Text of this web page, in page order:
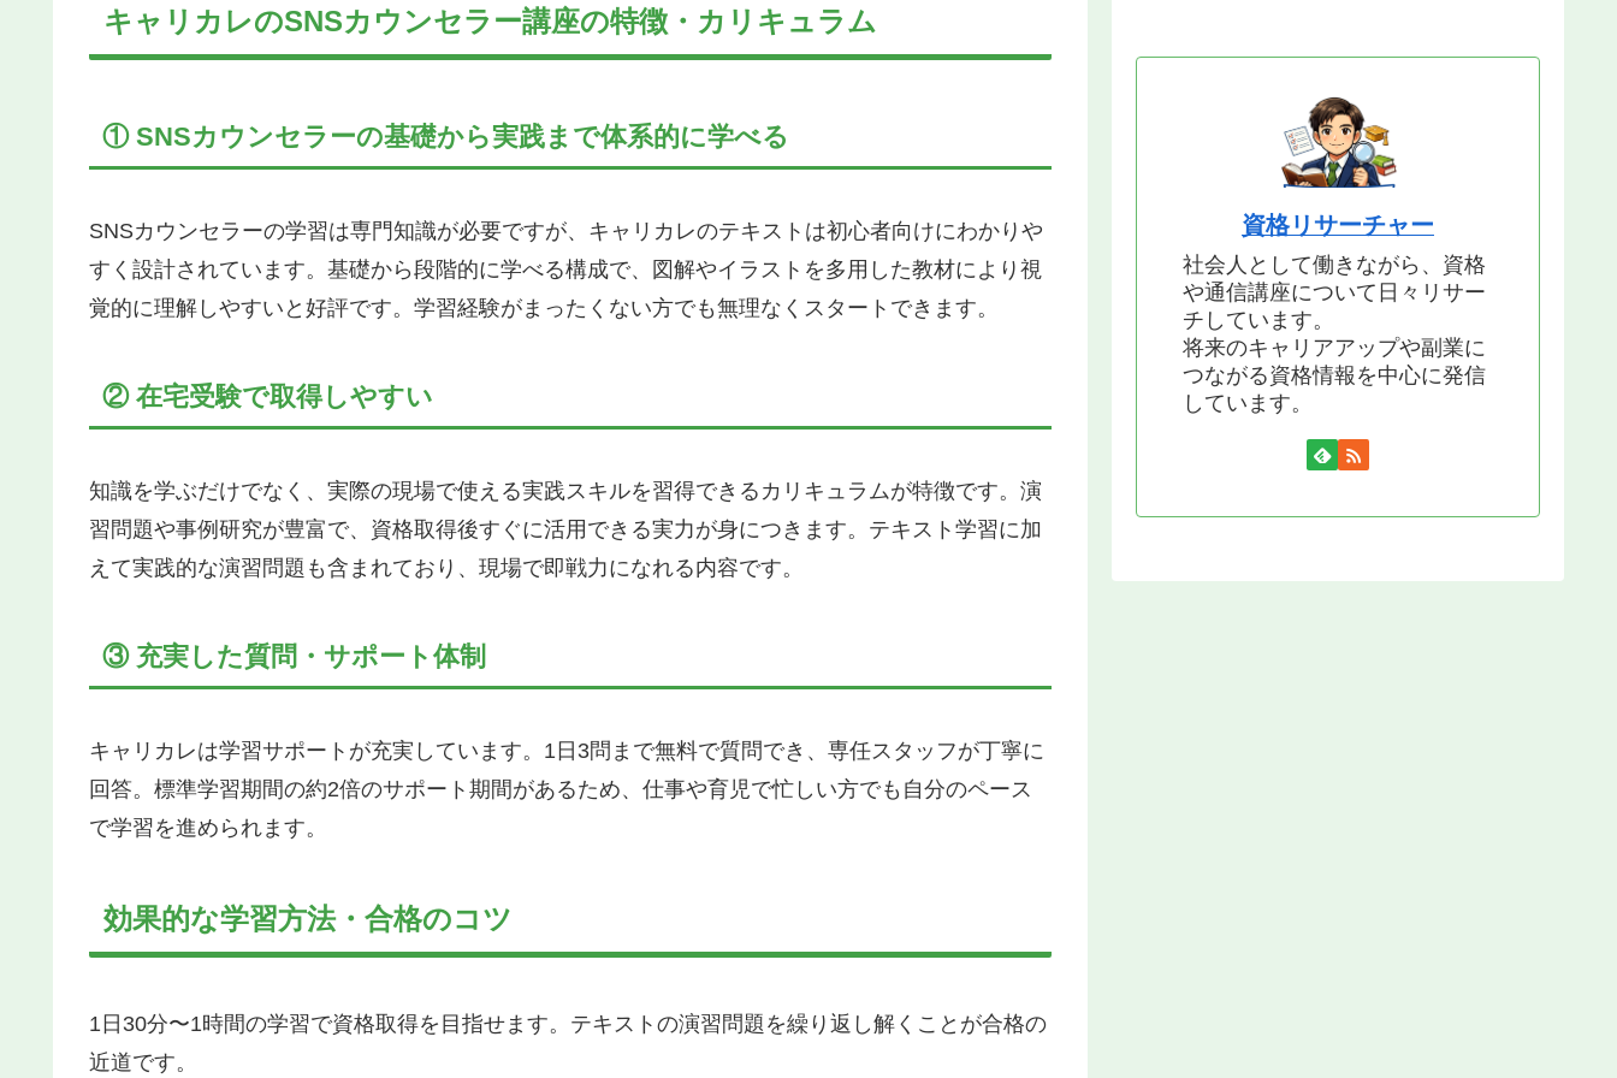
キャリカレのSNSカウンセラー講座の特徴・カリキュラム
① SNSカウンセラーの基礎から実践まで体系的に学べる
SNSカウンセラーの学習は専門知識が必要ですが、キャリカレのテキストは初心者向けにわかりや
すく設計されています。基礎から段階的に学べる構成で、図解やイラストを多用した教材により視
覚的に理解しやすいと好評です。学習経験がまったくない方でも無理なくスタートできます。
② 在宅受験で取得しやすい
知識を学ぶだけでなく、実際の現場で使える実践スキルを習得できるカリキュラムが特徴です。演
習問題や事例研究が豊富で、資格取得後すぐに活用できる実力が身につきます。テキスト学習に加
えて実践的な演習問題も含まれており、現場で即戦力になれる内容です。
③ 充実した質問・サポート体制
キャリカレは学習サポートが充実しています。1日3問まで無料で質問でき、専任スタッフが丁寧に
回答。標準学習期間の約2倍のサポート期間があるため、仕事や育児で忙しい方でも自分のペース
で学習を進められます。
効果的な学習方法・合格のコツ
1日30分〜1時間の学習で資格取得を目指せます。テキストの演習問題を繰り返し解くことが合格の
近道です。
資格リサーチャー
社会人として働きながら、資格
や通信講座について日々リサー
チしています。
将来のキャリアアップや副業に
つながる資格情報を中心に発信
しています。